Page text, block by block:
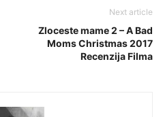
Next article
Zloceste mame 2 – A Bad
Moms Christmas 2017
Recenzija Filma